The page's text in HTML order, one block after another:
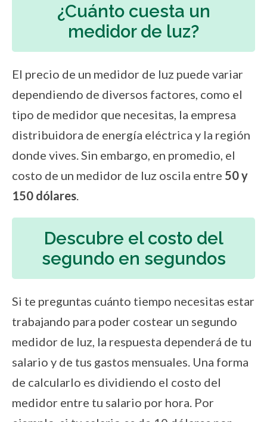
¿Cuánto cuesta un
medidor de luz?
El precio de un medidor de luz puede variar
dependiendo de diversos factores, como el
tipo de medidor que necesitas, la empresa
distribuidora de energía eléctrica y la región
donde vives. Sin embargo, en promedio, el
costo de un medidor de luz oscila entre 50 y
150 dólares.
Descubre el costo del
segundo en segundos
Si te preguntas cuánto tiempo necesitas estar
trabajando para poder costear un segundo
medidor de luz, la respuesta dependerá de tu
salario y de tus gastos mensuales. Una forma
de calcularlo es dividiendo el costo del
medidor entre tu salario por hora. Por